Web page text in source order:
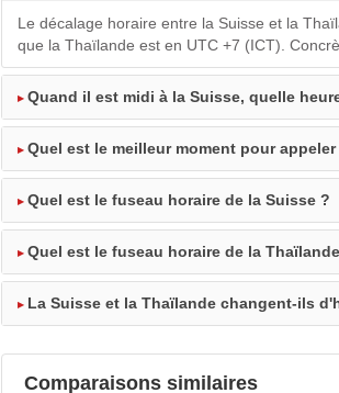
Le décalage horaire entre la Suisse et la
que la Thaïlande est en UTC +7 (ICT).
Quand il est midi à la Suisse, quelle
Quel est le meilleur moment pour
Quel est le fuseau horaire de la Suisse ?
Quel est le fuseau horaire de la
La Suisse et la Thaïlande changent-ils
Comparaisons similaires